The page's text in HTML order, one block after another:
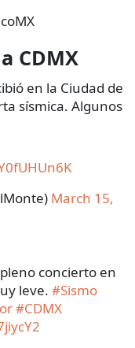
CDMX
en la Ciudad de
sísmica. Algunos
March 15,
concierto en
leve. #Sismo
#CDMX